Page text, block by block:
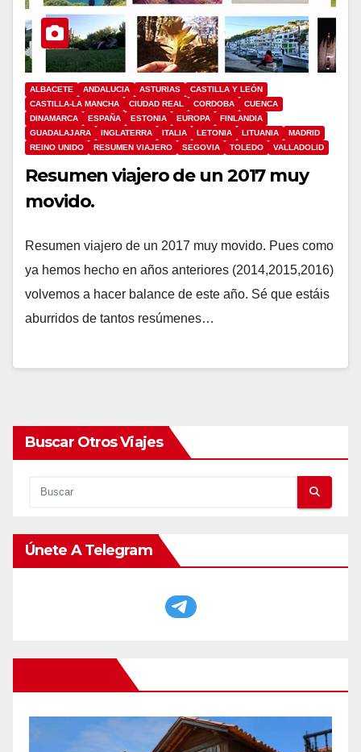
ALBACETE ANDALUCIA ASTURIAS
CASTILLA Y LEÓN
CASTILLA-LA MANCHA
CIUDAD REAL CORDOBA
CUENCA
DINAMARCA
ESPAÑA ESTONIA EUROPA
FINLANDIA
GUADALAJARA
INGLATERRA ITALIA LETONIA LITUANIA
MADRID
REINO UNIDO
RESUMEN VIAJERO SEGOVIA TOLEDO VALLADOLID
Resumen viajero de un 2017 muy
movido.
Resumen viajero de un 2017 muy movido. Pues como
ya hemos hecho en años anteriores (2014,2015,2016)
volvemos a hacer balance de este año. Sé que estáis
aburridos de tantos resúmenes…
Buscar Otros Viajes
Únete A Telegram